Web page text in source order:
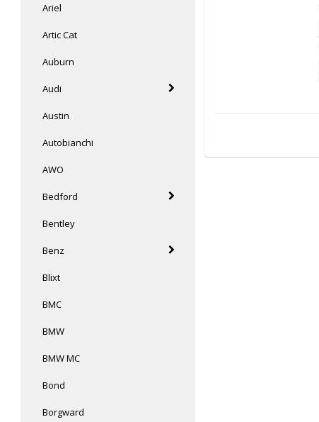
Ariel
Artic Cat
Auburn
Audi
Austin
Autobianchi
AWO
Bedford
Bentley
Benz
Blixt
BMC
BMW
BMW MC
Bond
Borgward